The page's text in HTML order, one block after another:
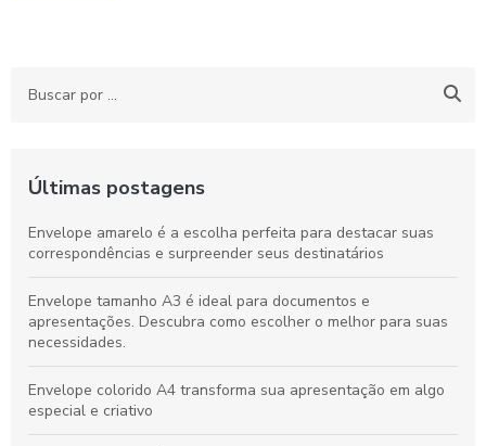
Últimas postagens
Envelope amarelo é a escolha perfeita para destacar suas
correspondências e surpreender seus destinatários
Envelope tamanho A3 é ideal para documentos e
apresentações. Descubra como escolher o melhor para suas
necessidades.
Envelope colorido A4 transforma sua apresentação em algo
especial e criativo